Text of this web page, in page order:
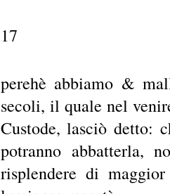
17
perehè abbiamo &
secoli, il quale nel
Custode, lasciò detto:
potranno abbatterla,
risplendere di